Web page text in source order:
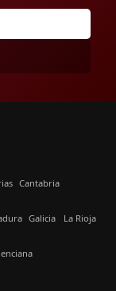
Cantabria
Galicia La Rioja